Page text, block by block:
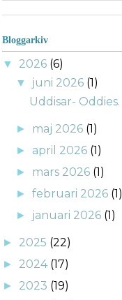
Bloggarkiv
▼ 2026 (6)
▼ juni 2026 (1)
Uddisar- Oddies.
► maj 2026 (1)
► april 2026 (1)
► mars 2026 (1)
► februari 2026 (1)
► januari 2026 (1)
► 2025 (22)
► 2024 (17)
► 2023 (19)